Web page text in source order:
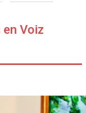
Voiz